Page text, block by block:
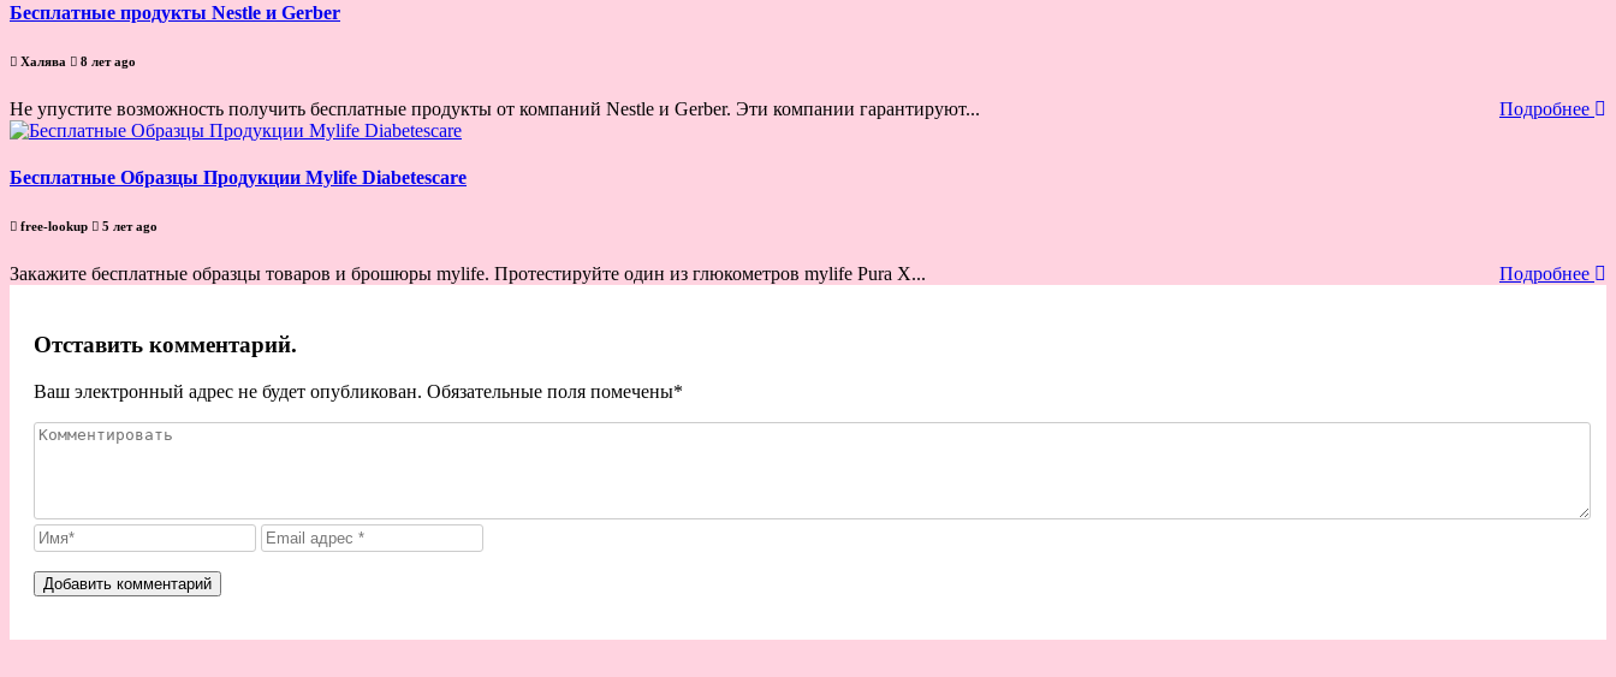
Бесплатные продукты Nestle и Gerber
Халява 8 лет ago
Не упустите возможность получить бесплатные продукты от компаний Nestle и Gerber. Эти компании гарантируют... Подробнее
Бесплатные Образцы Продукции Mylife Diabetescare
free-lookup 5 лет ago
Закажите бесплатные образцы товаров и брошюры mylife. Протестируйте один из глюкометров mylife Pura X... Подробнее
Отставить комментарий.
Ваш электронный адрес не будет опубликован. Обязательные поля помечены*